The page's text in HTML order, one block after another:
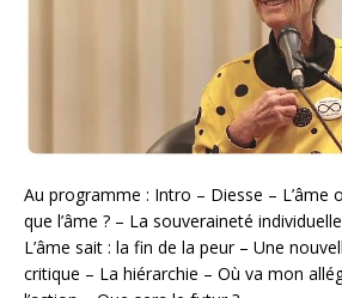
Au programme : Intro – Diesse – L’âme
que l’âme ? – La souveraineté
L’âme sait : la fin de la peur – Une
critique – La hiérarchie – Où va mon